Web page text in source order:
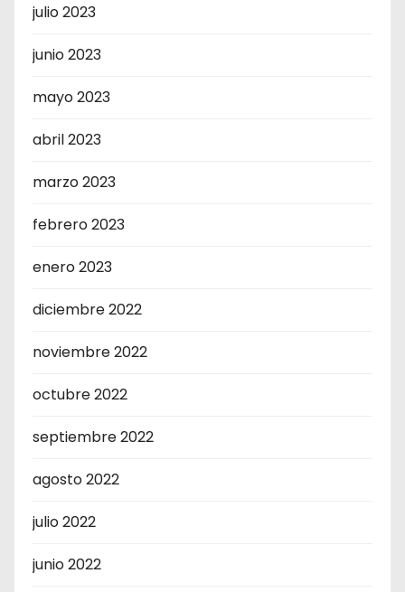
julio 2023
junio 2023
mayo 2023
abril 2023
marzo 2023
febrero 2023
enero 2023
diciembre 2022
noviembre 2022
octubre 2022
septiembre 2022
agosto 2022
julio 2022
junio 2022